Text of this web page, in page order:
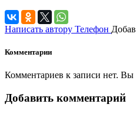
Написать автору Телефон
Комментарии
Комментариев к записи нет.
Добавить комментарий